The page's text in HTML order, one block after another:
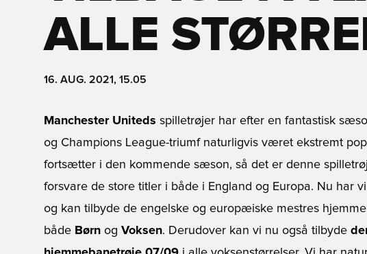
ALLE
16. AUG. 2021, 15.05
Manchester Uniteds spilletrøjer har efter en fantastisk
og Champions League-triumf naturligvis været ekstremt
fortsætter i den kommende sæson, så det er denne
forsvare de store titler i både i England og Europa. Nu har
og kan tilbyde de engelske og europæiske mestres
både Børn og Voksen. Derudover kan vi nu også tilbyde